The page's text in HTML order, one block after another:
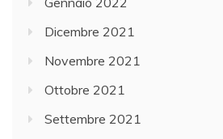
Dicembre 2021
Novembre 2021
Ottobre 2021
Settembre 2021